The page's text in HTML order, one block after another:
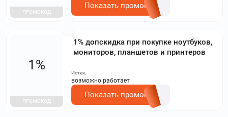
ПРОМОКОД
Показать промокод
1% допскидка при покупке ноутбуков,
мониторов, планшетов и принтеров
1%
ПРОМОКОД
Истек,
возможно работает
Показать промокод